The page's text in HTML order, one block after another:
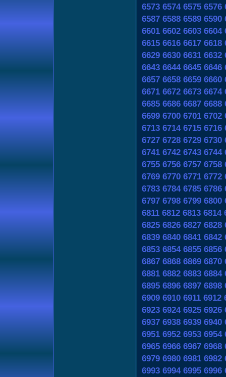
6573 6574 6575 6576
6587 6588 6589 6590
6601 6602 6603 6604
6615 6616 6617 6618
6629 6630 6631 6632
6643 6644 6645 6646
6657 6658 6659 6660
6671 6672 6673 6674
6685 6686 6687 6688
6699 6700 6701 6702
6713 6714 6715 6716
6727 6728 6729 6730
6741 6742 6743 6744
6755 6756 6757 6758
6769 6770 6771 6772
6783 6784 6785 6786
6797 6798 6799 6800
6811 6812 6813 6814
6825 6826 6827 6828
6839 6840 6841 6842
6853 6854 6855 6856
6867 6868 6869 6870
6881 6882 6883 6884
6895 6896 6897 6898
6909 6910 6911 6912
6923 6924 6925 6926
6937 6938 6939 6940
6951 6952 6953 6954
6965 6966 6967 6968
6979 6980 6981 6982
6993 6994 6995 6996